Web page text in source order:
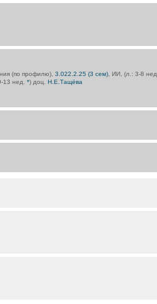
(по профилю), 3.022.2.25 (3 сем) , ИИ, (л.: 3-8 нед.
13 нед. *) доц. Н.Е.Тащёва